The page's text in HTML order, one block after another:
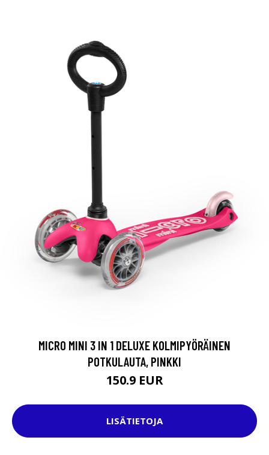
MICRO MINI 3 IN 1 DELUXE KOLMIPYÖRÄINEN
POTKULAUTA, PINKKI
150.9 EUR
LISÄTIETOJA